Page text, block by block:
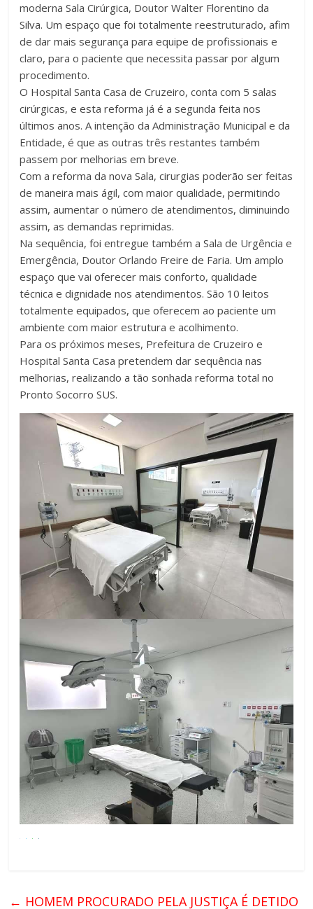
moderna Sala Cirúrgica, Doutor Walter Florentino da
Silva. Um espaço que foi totalmente reestruturado, afim
de dar mais segurança para equipe de profissionais e
claro, para o paciente que necessita passar por algum
procedimento.
O Hospital Santa Casa de Cruzeiro, conta com 5 salas
cirúrgicas, e esta reforma já é a segunda feita nos
últimos anos. A intenção da Administração Municipal e da
Entidade, é que as outras três restantes também
passem por melhorias em breve.
Com a reforma da nova Sala, cirurgias poderão ser feitas
de maneira mais ágil, com maior qualidade, permitindo
assim, aumentar o número de atendimentos, diminuindo
assim, as demandas reprimidas.
Na sequência, foi entregue também a Sala de Urgência e
Emergência, Doutor Orlando Freire de Faria. Um amplo
espaço que vai oferecer mais conforto, qualidade
técnica e dignidade nos atendimentos. São 10 leitos
totalmente equipados, que oferecem ao paciente um
ambiente com maior estrutura e acolhimento.
Para os próximos meses, Prefeitura de Cruzeiro e
Hospital Santa Casa pretendem dar sequência nas
melhorias, realizando a tão sonhada reforma total no
Pronto Socorro SUS.
← HOMEM PROCURADO PELA JUSTIÇA É DETIDO